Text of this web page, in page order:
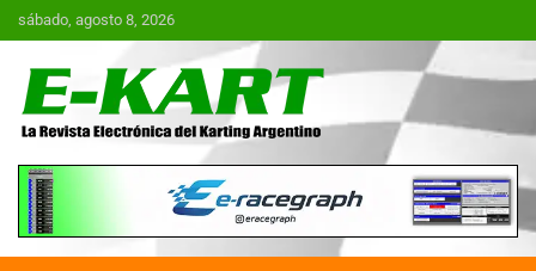
Saltar
al
sábado, agosto 8, 2026
E-Kart.com.ar | La Revista
Electrónica del Karting en
Argentina